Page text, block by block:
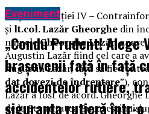
Ofițerii Direcției IV –
și lt.col. Lazăr Gheorghe din
numeleGheorghe Lazăr, apare
Augustin Lazăr fiind cel care a
Augustin Lazăr, fără să fie
dat dovezi de îndreptare”),
Lazăr a fost de acord. Gheorghe
de la Securitatea București
Eveniment
„Condu Prudent! Alege
brașovenii față în față
accidentelor rutiere,
siguranța rutieră într-o